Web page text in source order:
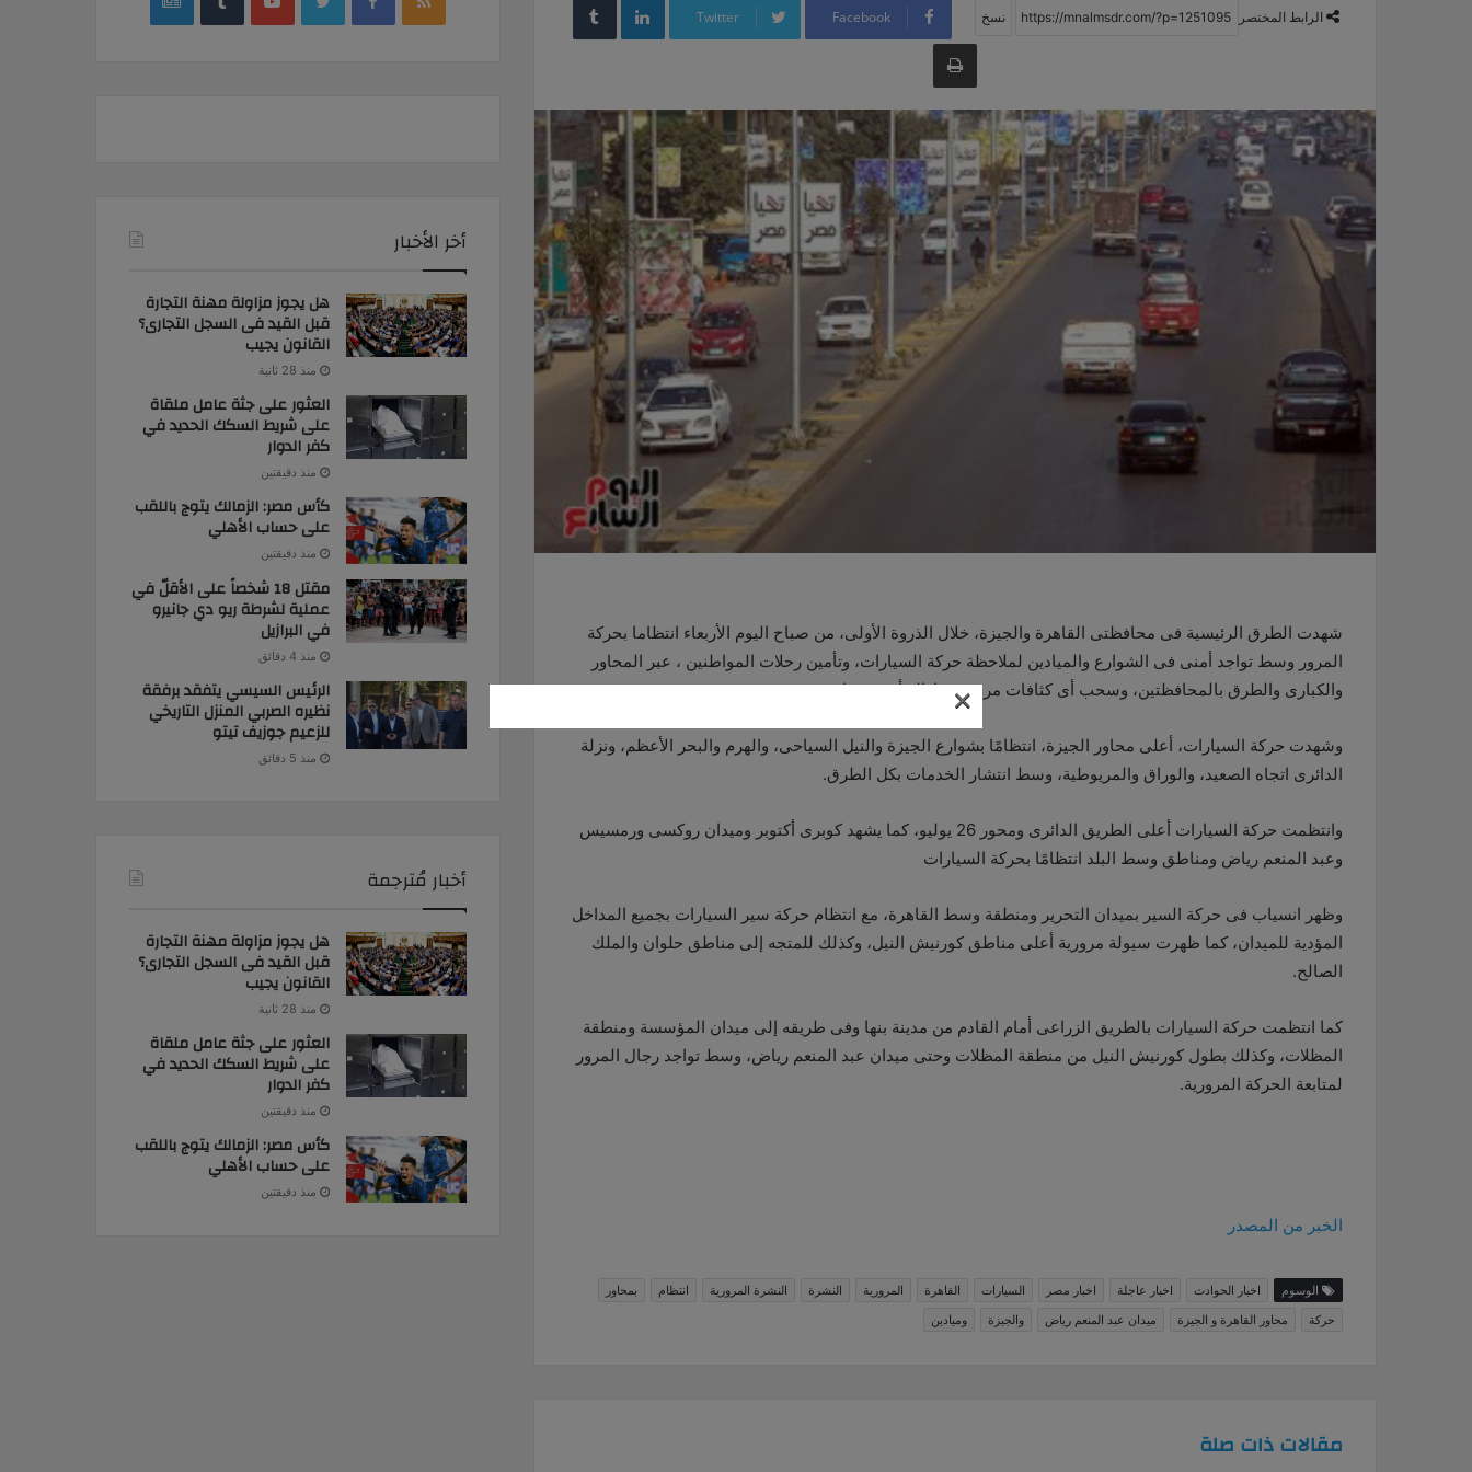
الرابط المختصر Facebook
Twitter
طباعة
شهدت الطرق الرئيسية فى محافظتى القاهرة والجيزة، خلال الذروة الأولى، من صباح اليوم الأربعاء انتظاما بحركة
المرور وسط تواجد أمنى فى الشوارع والميادين لملاحظة حركة السيارات، وتأمين رحلات المواطنين ، عبر المحاور
والكبارى والطرق بالمحافظتين، وسحب أى كثافات مرورية، وإزالة أى معوقات مرورية .
وشهدت حركة السيارات، أعلى محاور الجيزة، انتظامًا بشوارع الجيزة والنيل السياحى، والهرم والبحر الأعظم، ونزلة
الدائرى اتجاه الصعيد، والوراق والمريوطية، وسط انتشار الخدمات بكل الطرق.
وانتظمت حركة السيارات أعلى الطريق الدائرى ومحور 26 يوليو، كما يشهد كوبرى أكتوبر وميدان روكسى ورمسيس
وعبد المنعم رياض ومناطق وسط البلد انتظامًا بحركة السيارات
وظهر انسياب فى حركة السير بميدان التحرير ومنطقة وسط القاهرة، مع انتظام حركة سير السيارات بجميع المداخل
المؤدية للميدان، كما ظهرت سيولة مرورية أعلى مناطق كورنيش النيل، وكذلك للمتجه إلى مناطق حلوان والملك
الصالح.
كما انتظمت حركة السيارات بالطريق الزراعى أمام القادم من مدينة بنها وفى طريقه إلى ميدان المؤسسة ومنطقة
المظلات، وكذلك بطول كورنيش النيل من منطقة المظلات وحتى ميدان عبد المنعم رياض، وسط تواجد رجال المرور
لمتابعة الحركة المرورية.
الخبر من المصدر
الوسوم اخبار الحوادث اخبار عاجلة اخبار مصر السيارات القاهرة المرورية النشرة النشرة المرورية انتظام
بمحاور
حركة
محاور القاهرة و الجيزة ميدان عبد المنعم رياض والجيزة وميادين
مقالات ذات صلة
أخر الأخبار
هل يجوز مزاولة مهنة التجارة
قبل القيد فى السجل التجارى؟
القانون يجيب
منذ 28 ثانية
العثور على جثة عامل ملقاة
على شريط السكك الحديد في
كفر الدوار
منذ دقيقتين
كأس مصر: الزمالك يتوج باللقب
على حساب الأهلي
منذ دقيقتين
مقتل 18 شخصاً على الأقلّ في
عملية لشرطة ريو دي جانيرو
في البرازيل
منذ 4 دقائق
الرئيس السيسي يتفقد برفقة
نظيره الصربي المنزل التاريخي
للزعيم جوزيف تيتو
منذ 5 دقائق
أخبار مُترجمة
هل يجوز مزاولة مهنة التجارة
قبل القيد فى السجل التجارى؟
القانون يجيب
منذ 28 ثانية
العثور على جثة عامل ملقاة
على شريط السكك الحديد في
كفر الدوار
منذ دقيقتين
كأس مصر: الزمالك يتوج باللقب
على حساب الأهلي
منذ دقيقتين
×